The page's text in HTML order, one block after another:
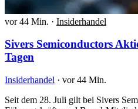
vor 44 Min. · Insiderhandel
Sivers Semiconductors
Tagen
Insiderhandel · vor 44 Min.
Seit dem 28. Juli gilt bei Sivers